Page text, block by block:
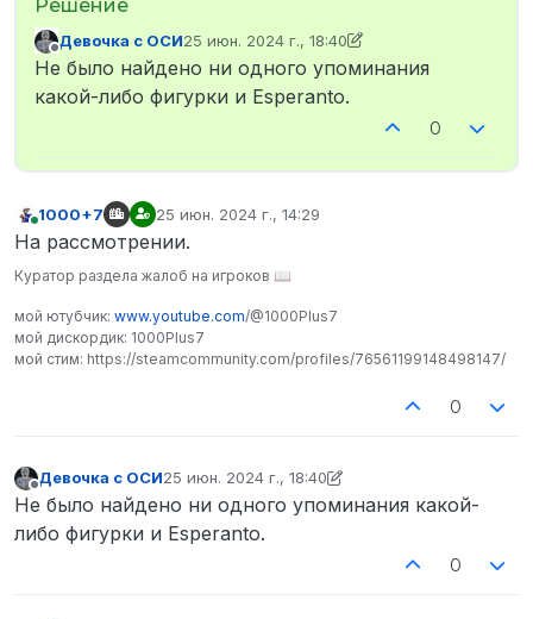
Не в сети
Девочка с ОСИ25 июн. 2024 г., 18:40
отредактировано Девочка с ОСИ
Не было найдено ни одного упоминания
какой-либо фигурки и Esperanto.
0
1000+7 25 июн. 2024 г., 14:29
отредактировано
На рассмотрении.
Куратор раздела жалоб на игроков 📖
мой ютубчик: www.youtube.com/@1000Plus7
мой дискордик: 1000Plus7
мой стим: https://steamcommunity.com/profiles/76561199148498147/
0
Не в сети
Девочка с ОСИ25 июн. 2024 г., 18:40
отредактировано Девочка с ОСИ
Не было найдено ни одного упоминания какой-
либо фигурки и Esperanto.
0